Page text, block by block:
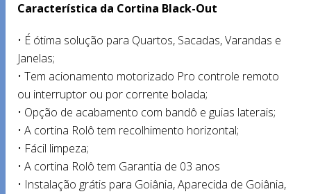
Característica da Cortina Black-Out
• É ótima solução para Quartos, Sacadas, Varandas e
Janelas;
• Tem acionamento motorizado Pro controle remoto
ou interruptor ou por corrente bolada;
• Opção de acabamento com bandô e guias laterais;
• A cortina Rolô tem recolhimento horizontal;
• Fácil limpeza;
• A cortina Rolô tem Garantia de 03 anos
• Instalação grátis para Goiânia, Aparecida de Goiânia,